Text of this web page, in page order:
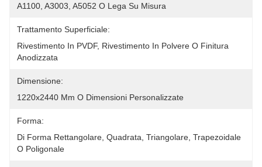
A1100, A3003, A5052 O Lega Su Misura
Trattamento Superficiale:
Rivestimento In PVDF, Rivestimento In Polvere O Finitura
Anodizzata
Dimensione:
1220x2440 Mm O Dimensioni Personalizzate
Forma:
Di Forma Rettangolare, Quadrata, Triangolare, Trapezoidale
O Poligonale